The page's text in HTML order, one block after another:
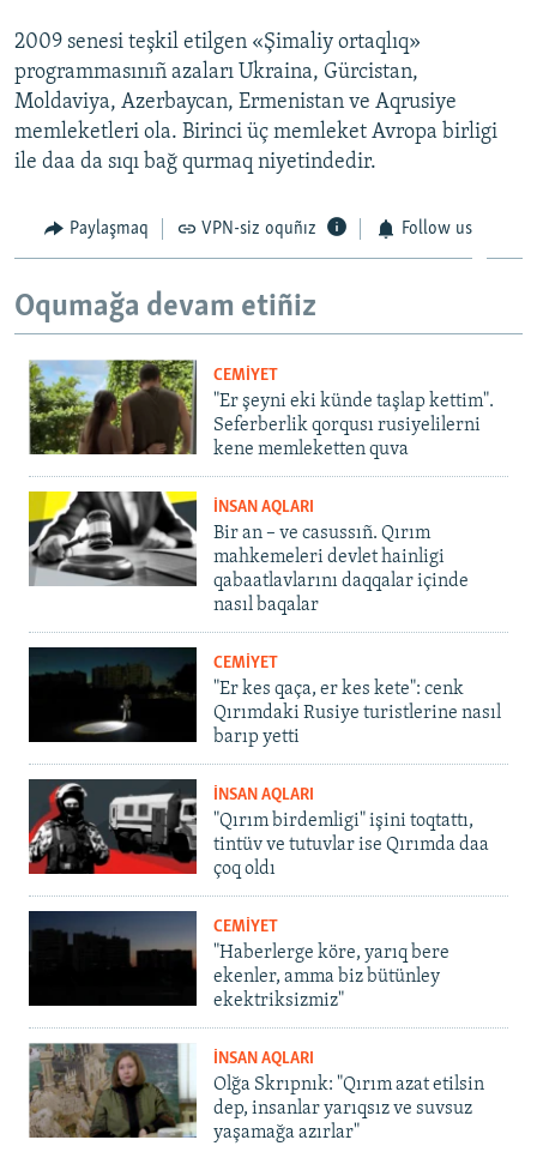
2009 senesi teşkil etilgen «Şimaliy ortaqlıq»
programmasınıñ azaları Ukraina, Gürcistan,
Moldaviya, Azerbaycan, Ermenistan ve Aqrusiye
memleketleri ola. Birinci üç memleket Avropa birligi
ile daa da sıqı bağ qurmaq niyetindedir.
Paylaşmaq VPN-siz oquñız Follow us
Oqumağa devam etiñiz
CEMİYET
"Er şeyni eki künde taşlap kettim".
Seferberlik qorqusı rusiyelilerni
kene memleketten quva
İNSAN AQLARI
Bir an – ve casussıñ. Qırım
mahkemeleri devlet hainligi
qabaatlavlarını daqqalar içinde
nasıl baqalar
CEMİYET
"Er kes qaça, er kes kete": cenk
Qırımdaki Rusiye turistlerine nasıl
barıp yetti
İNSAN AQLARI
"Qırım birdemligi" işini toqtattı,
tintüv ve tutuvlar ise Qırımda daa
çoq oldı
CEMİYET
"Haberlerge köre, yarıq bere
ekenler, amma biz bütünley
ekektriksizmiz"
İNSAN AQLARI
Olğa Skrıpnık: "Qırım azat etilsin
dep, insanlar yarıqsız ve suvsuz
yaşamağa azırlar"